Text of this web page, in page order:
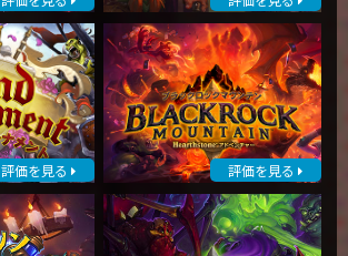
評価を見る 評価を見る